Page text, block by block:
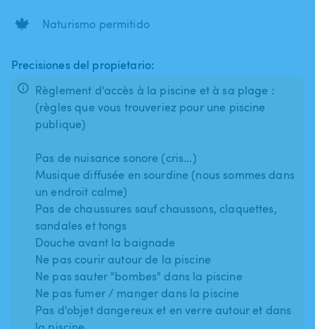
🍁 Naturismo permitido
Precisiones del propietario:
Règlement d'accès à la piscine et à sa plage :
(règles que vous trouveriez pour une piscine
publique)
Pas de nuisance sonore (cris...)
Musique diffusée en sourdine (nous sommes dans
un endroit calme)
Pas de chaussures sauf chaussons, claquettes,
sandales et tongs
Douche avant la baignade
Ne pas courir autour de la piscine
Ne pas sauter "bombes" dans la piscine
Ne pas fumer / manger dans la piscine
Pas d'objet dangereux et en verre autour et dans